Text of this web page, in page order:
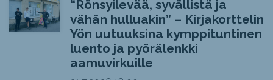
“Rönsyilevää, syvällistä ja
vähän hulluakin” – Kirjakorttelin
Yön uutuuksina kymppituntinen
luento ja pyörälenkki
aamuvirkuille